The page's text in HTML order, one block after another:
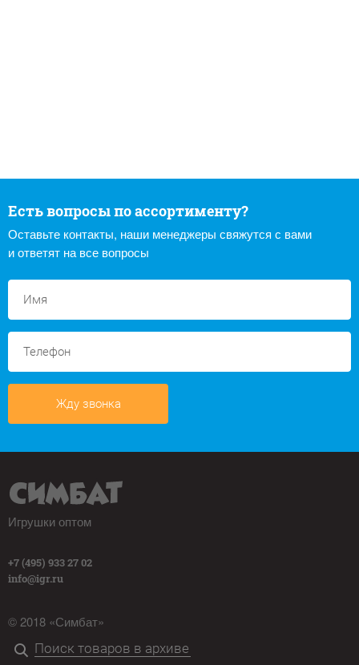
Есть вопросы по ассортименту?
Оставьте контакты, наши менеджеры свяжутся с вами
и ответят на все вопросы
Жду звонка
Игрушки оптом
+7 (495) 933 27 02
info@igr.ru
© 2018 «Симбат»